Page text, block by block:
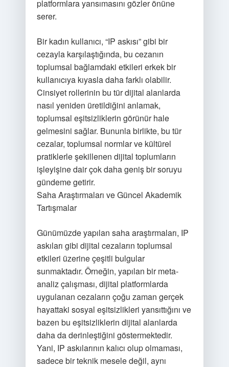
platformlara yansımasını gözler önüne
serer.
Bir kadın kullanıcı, “IP askısı” gibi bir
cezayla karşılaştığında, bu cezanın
toplumsal bağlamdaki etkileri erkek bir
kullanıcıya kıyasla daha farklı olabilir.
Cinsiyet rollerinin bu tür dijital alanlarda
nasıl yeniden üretildiğini anlamak,
toplumsal eşitsizliklerin görünür hale
gelmesini sağlar. Bununla birlikte, bu tür
cezalar, toplumsal normlar ve kültürel
pratiklerle şekillenen dijital toplumların
işleyişine dair çok daha geniş bir soruyu
gündeme getirir.
Saha Araştırmaları ve Güncel Akademik
Tartışmalar
Günümüzde yapılan saha araştırmaları, IP
askıları gibi dijital cezaların toplumsal
etkileri üzerine çeşitli bulgular
sunmaktadır. Örneğin, yapılan bir meta-
analiz çalışması, dijital platformlarda
uygulanan cezaların çoğu zaman gerçek
hayattaki sosyal eşitsizlikleri yansıttığını ve
bazen bu eşitsizliklerin dijital alanlarda
daha da derinleştiğini göstermektedir.
Yani, IP askılarının kalıcı olup olmaması,
sadece bir teknik mesele değil, aynı